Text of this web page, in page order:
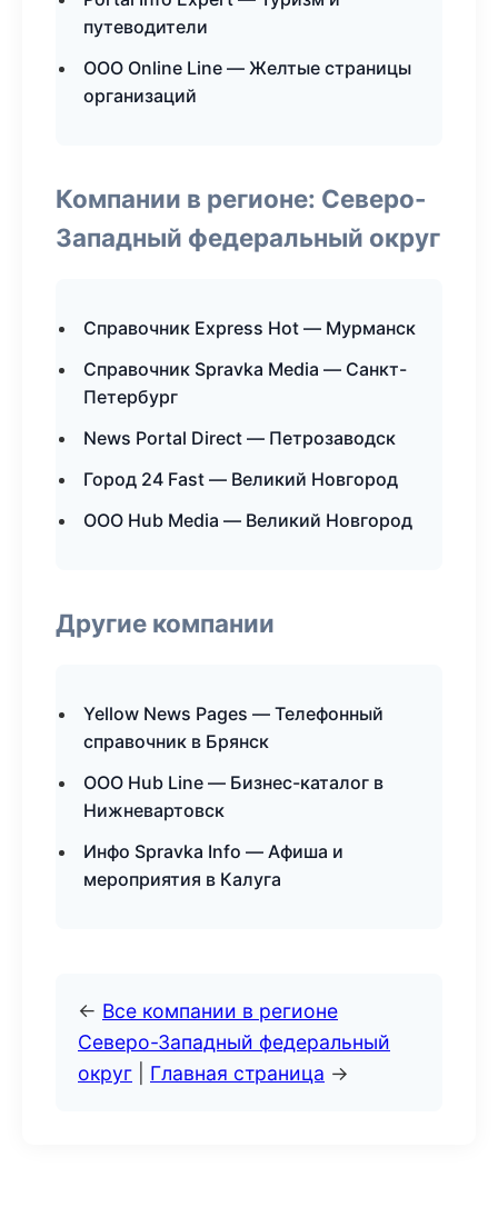
путеводители
ООО Online Line — Желтые страницы
организаций
Компании в регионе: Северо-
Западный федеральный округ
Справочник Express Hot — Мурманск
Справочник Spravka Media — Санкт-
Петербург
News Portal Direct — Петрозаводск
Город 24 Fast — Великий Новгород
ООО Hub Media — Великий Новгород
Другие компании
Yellow News Pages — Телефонный
справочник в Брянск
ООО Hub Line — Бизнес-каталог в
Нижневартовск
Инфо Spravka Info — Афиша и
мероприятия в Калуга
← Все компании в регионе
Северо-Западный федеральный
округ
Главная страница →